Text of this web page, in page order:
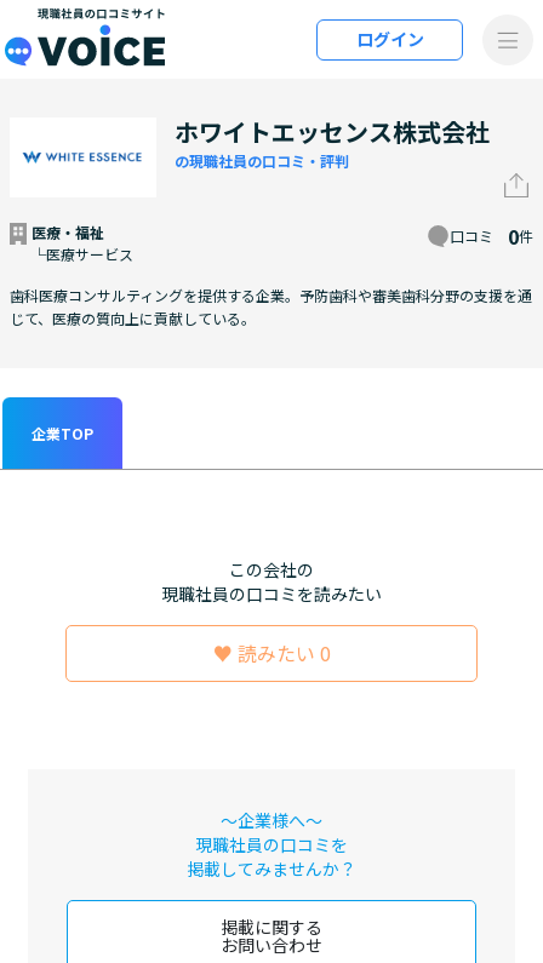
メインコンテンツにスキップ
ログイン
ホワイトエッセンス株式会社
の現職社員の口コミ・評判
医療・福祉
└医療サービス
口コミ 0件
歯科医療コンサルティングを提供する企業。予防歯科や審美歯科分野の支援を通
じて、医療の質向上に貢献している。
企業TOP
この会社の
現職社員の口コミを読みたい
♥ 読みたい 0
～企業様へ～
現職社員の口コミを
掲載してみませんか？
掲載に関する
お問い合わせ